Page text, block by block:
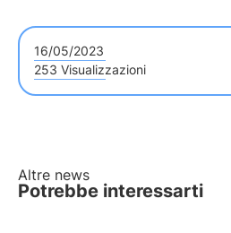
16/05/2023
253 Visualizzazioni
Altre news
Potrebbe interessarti